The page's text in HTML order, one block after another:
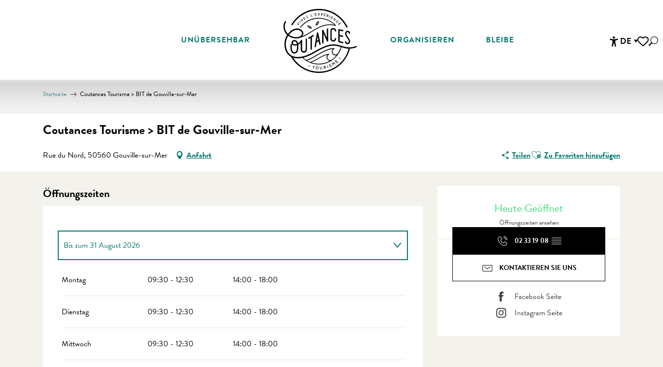
DE
UNÜBERSEHBAR ORGANISIEREN BLEIBE
Startseite Coutances Tourisme > BIT de Gouville-sur-Mer
Coutances Tourisme > BIT de Gouville-sur-Mer
Rue du Nord, 50560 Gouville-sur-Mer Anfahrt TeilenAjouter aux favoris
Zu Favoriten hinzufügen
Öffnungszeiten &
Heute Geöffnet
Öffnungszeiten ansehen
02 33 19 08 ▒▒
KONTAKTIEREN SIE UNS
Facebook Seite
Instagram Seite
Öffnungszeiten
vom bis zum6 April 2026
Bis zum31 August 2026
vom1 September 2026bis zum1 November 2026
vom2 November 2026bis zum24 Dezember 2026
Montag 09:30 - 12:30 14:00 - 18:00
Dienstag 09:30 - 12:30 14:00 - 18:00
Mittwoch 09:30 - 12:30 14:00 - 18:00